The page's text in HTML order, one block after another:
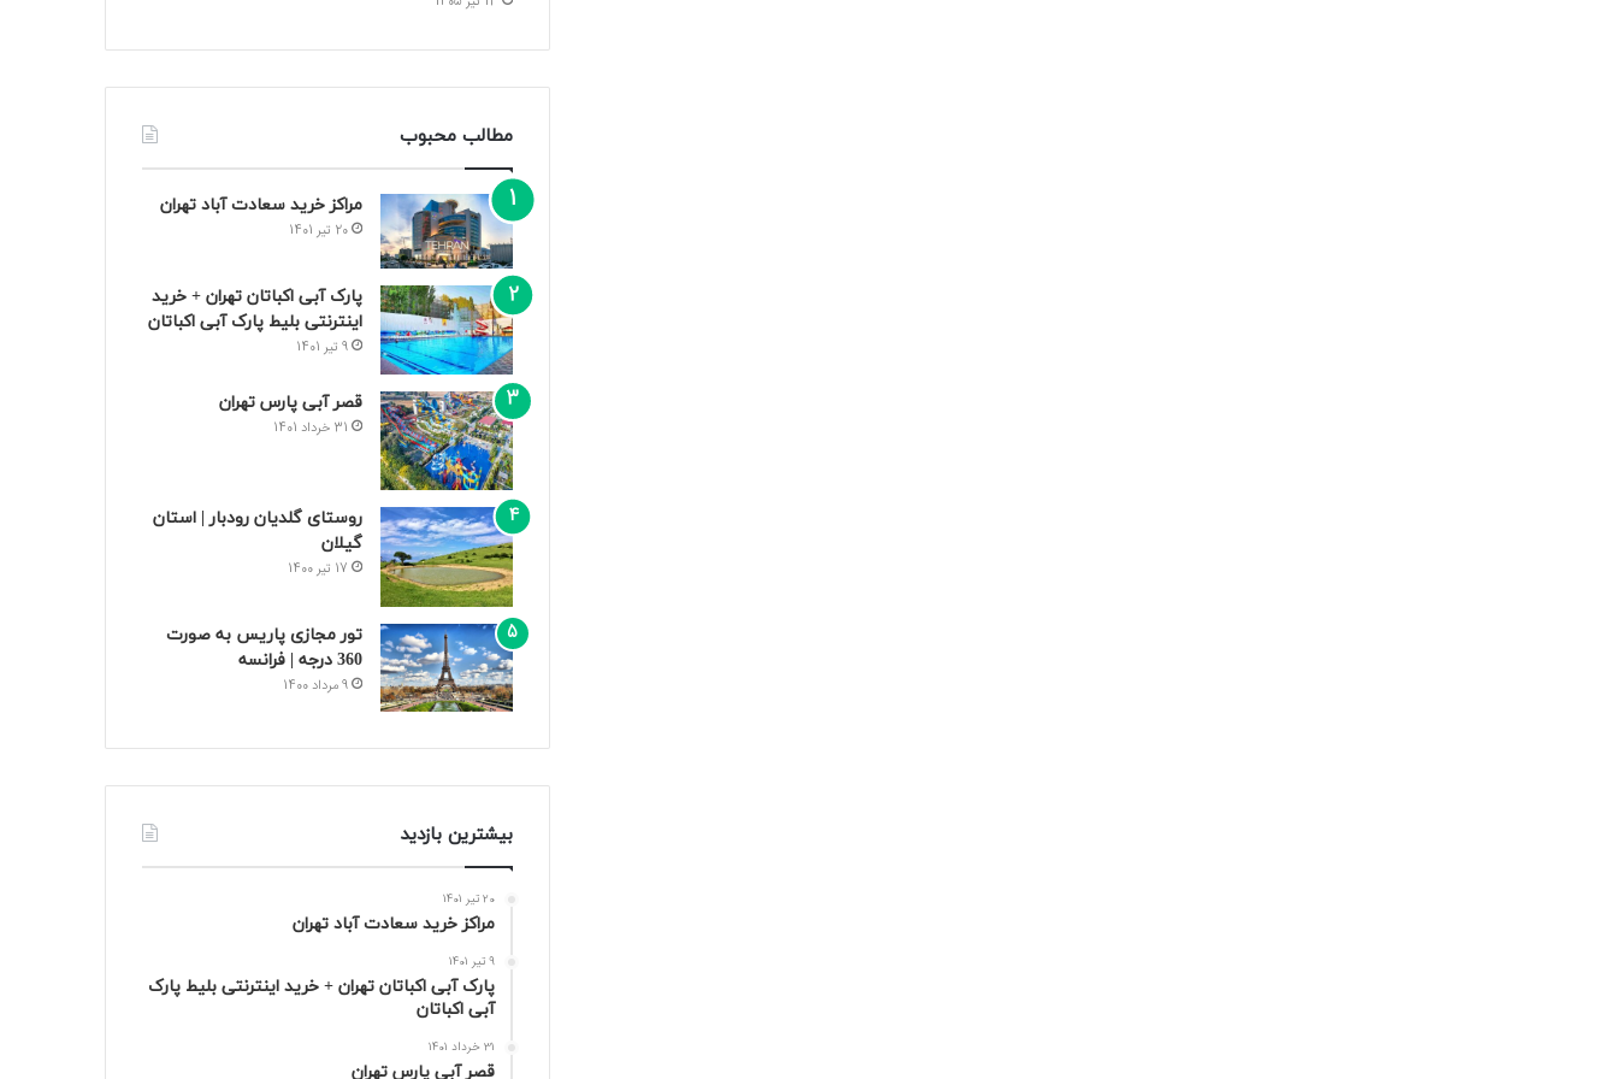
مطالب محبوب
مراکز خرید سعادت‌ آباد تهران
20 تیر 1401
پارک آبی اکباتان تهران + خرید
اینترنتی بلیط پارک آبی اکباتان
9 تیر 1401
قصر آبی پارس تهران
31 خرداد 1401
روستای گلدیان رودبار | استان
گیلان
17 تیر 1400
تور مجازی پاریس به صورت
360 درجه | فرانسه
9 مرداد 1400
بیشترین بازدید
20 تیر 1401
مراکز خرید سعادت‌ آباد تهران
9 تیر 1401
پارک آبی اکباتان تهران + خرید اینترنتی بلیط پارک
آبی اکباتان
31 خرداد 1401
قصر آبی پارس تهران